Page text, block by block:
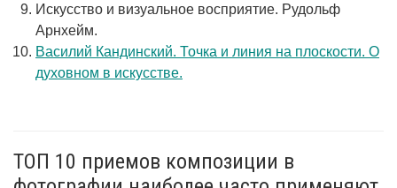
Искусство и визуальное восприятие. Рудольф
Арнхейм.
Василий Кандинский. Точка и линия на плоскости. О
духовном в искусстве.
ТОП 10 приемов композиции в